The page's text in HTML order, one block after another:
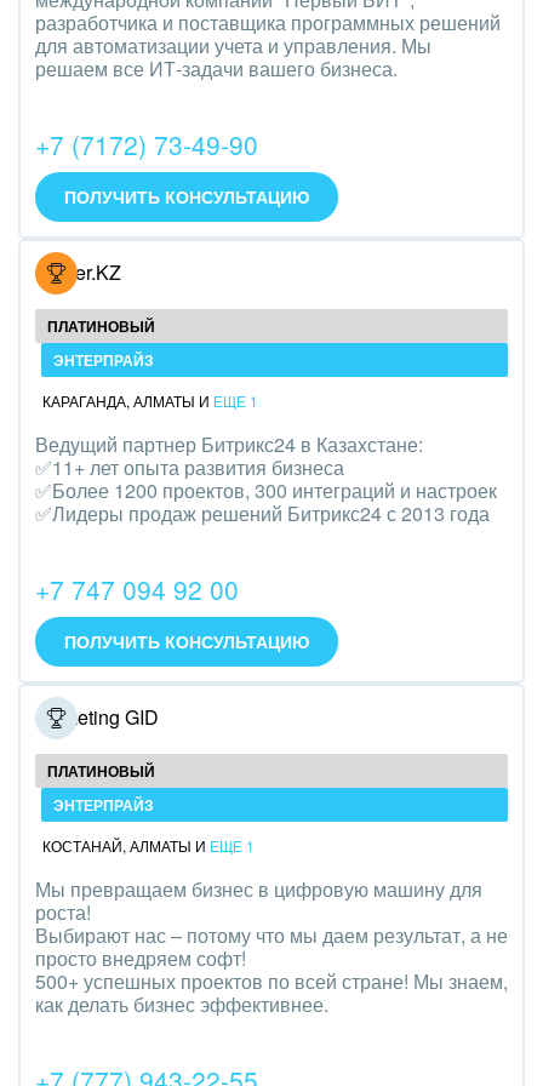
Трудоустройство
PR, маркетинг, реклама,
АПК и пищевая промышленность
Выставки, семинары, конференции
Горнодобывающая отрасль
Досуг, туризм и отдых
комплексов
Инвестиционный бизнес
IT, Интернет
Консалтинговые и управленческие услуги
Культурные события, спорт, шоу-бизнес
Логистика
Мебель, лес, деревообработка
Медицина и фармацевтика
Металлургия
Мода, одежда, аксессуары, стиль
разработчика и поставщика программных решений
для автоматизации учета и управления. Мы
решаем все ИТ-задачи вашего бизнеса.
+7 (7172) 73-49-90
ПОЛУЧИТЬ КОНСУЛЬТАЦИЮ
Hoster.KZ
ПЛАТИНОВЫЙ
ЭНТЕРПРАЙЗ
КАРАГАНДА, АЛМАТЫ И ЕЩЕ 1
Ведущий партнер Битрикс24 в Казахстане:
✅11+ лет опыта развития бизнеса
✅Более 1200 проектов, 300 интеграций и настроек
✅Лидеры продаж решений Битрикс24 с 2013 года
+7 747 094 92 00
ПОЛУЧИТЬ КОНСУЛЬТАЦИЮ
Marketing GID
ПЛАТИНОВЫЙ
ЭНТЕРПРАЙЗ
КОСТАНАЙ, АЛМАТЫ И ЕЩЕ 1
Мы превращаем бизнес в цифровую машину для
роста!
Выбирают нас – потому что мы даем результат, а не
просто внедряем софт!
500+ успешных проектов по всей стране! Мы знаем,
как делать бизнес эффективнее.